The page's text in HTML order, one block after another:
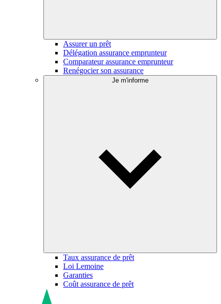
Assurer un prêt
Délégation assurance emprunteur
Comparateur assurance emprunteur
Renégocier son assurance
Je m'informe
Taux assurance de prêt
Loi Lemoine
Garanties
Coût assurance de prêt